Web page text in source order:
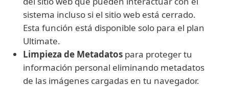
sistema incluso si el sitio web está cerrado.
Esta función está disponible solo para el plan
Ultimate.
Limpieza de Metadatos para proteger tu
información personal eliminando metadatos
de las imágenes cargadas en tu navegador.